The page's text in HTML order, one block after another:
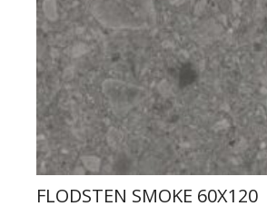
FLODSTEN SMOKE 60X120